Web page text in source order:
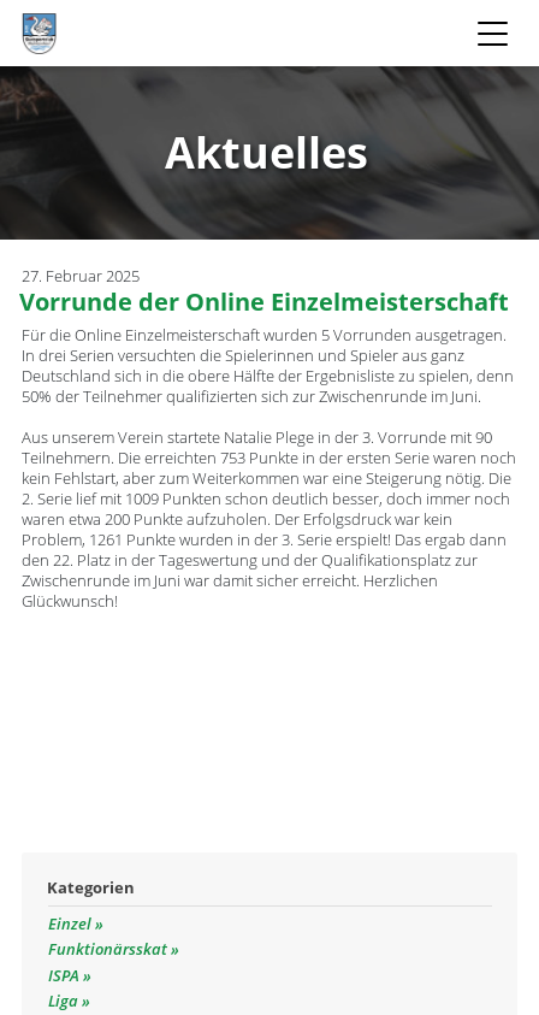
Aktuelles
27. Februar 2025
Vorrunde der Online Einzelmeisterschaft
Für die Online Einzelmeisterschaft wurden 5 Vorrunden ausgetragen.
In drei Serien versuchten die Spielerinnen und Spieler aus ganz
Deutschland sich in die obere Hälfte der Ergebnisliste zu spielen, denn
50% der Teilnehmer qualifizierten sich zur Zwischenrunde im Juni.
Aus unserem Verein startete Natalie Plege in der 3. Vorrunde mit 90
Teilnehmern. Die erreichten 753 Punkte in der ersten Serie waren noch
kein Fehlstart, aber zum Weiterkommen war eine Steigerung nötig. Die
2. Serie lief mit 1009 Punkten schon deutlich besser, doch immer noch
waren etwa 200 Punkte aufzuholen. Der Erfolgsdruck war kein
Problem, 1261 Punkte wurden in der 3. Serie erspielt! Das ergab dann
den 22. Platz in der Tageswertung und der Qualifikationsplatz zur
Zwischenrunde im Juni war damit sicher erreicht. Herzlichen
Glückwunsch!
Kategorien
Einzel
Funktionärsskat
ISPA
Liga